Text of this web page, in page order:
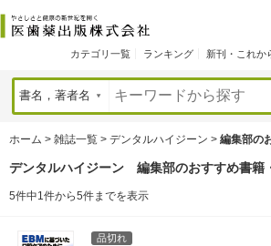
カテゴリ一覧 ランキング 新刊・これか
ホーム > 雑誌一覧 > デンタルハイジーン > 編集部の
デンタルハイジーン 編集部のおすすめ書籍
5件中1件から5件までを表示
品切れ